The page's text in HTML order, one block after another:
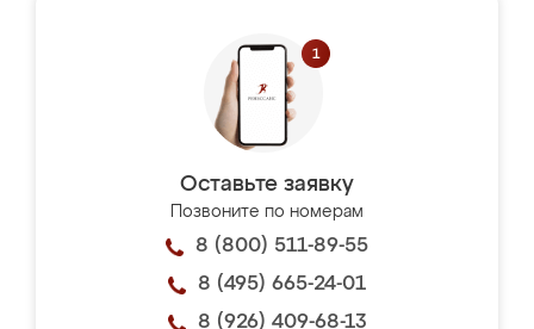
Оставьте заявку
Позвоните по номерам
8 (800) 511-89-55
8 (495) 665-24-01
8 (926) 409-68-13